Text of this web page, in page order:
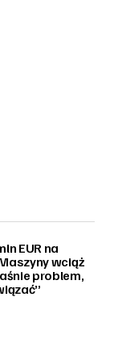
EUR na
wciąż
problem,